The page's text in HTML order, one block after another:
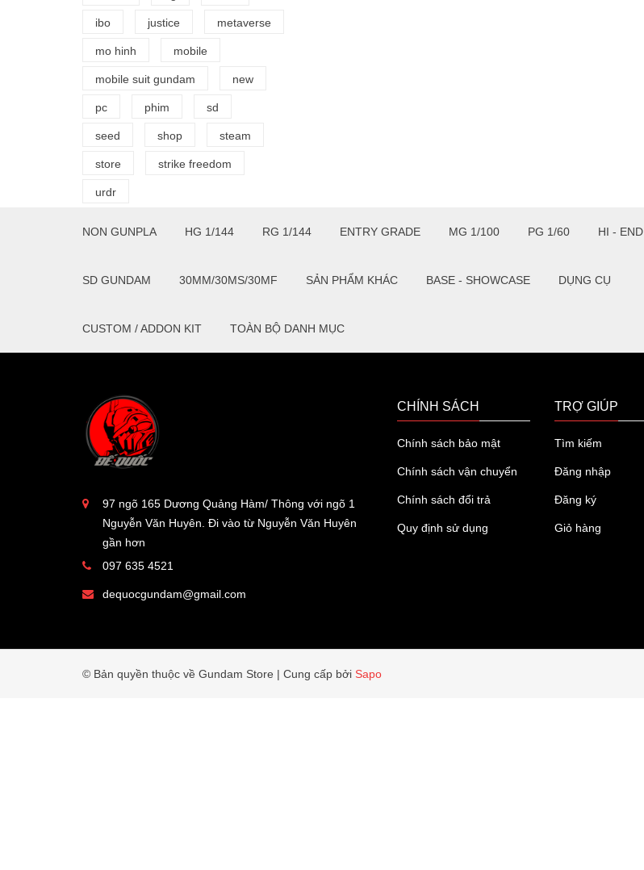
ibo justice metaverse
mo hinh mobile
mobile suit gundam new
pc phim sd
seed shop steam
store strike freedom
urdr
NON GUNPLA HG 1/144 RG 1/144 ENTRY GRADE MG 1/100 PG 1/60 HI - END
SD GUNDAM 30MM/30MS/30MF SẢN PHẨM KHÁC BASE - SHOWCASE DỤNG CỤ
CUSTOM / ADDON KIT TOÀN BỘ DANH MỤC
97 ngõ 165 Dương Quảng Hàm/ Thông với ngõ 1
Nguyễn Văn Huyên. Đi vào từ Nguyễn Văn Huyên
gần hơn
097 635 4521
dequocgundam@gmail.com
CHÍNH SÁCH
Chính sách bảo mật
Chính sách vận chuyển
Chính sách đổi trả
Quy định sử dụng
TRỢ GIÚP
Tìm kiếm
Đăng nhập
Đăng ký
Giỏ hàng
© Bản quyền thuộc về Gundam Store | Cung cấp bởi Sapo